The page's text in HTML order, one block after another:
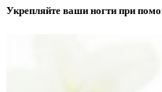
Укрепляйте ваши ногти при